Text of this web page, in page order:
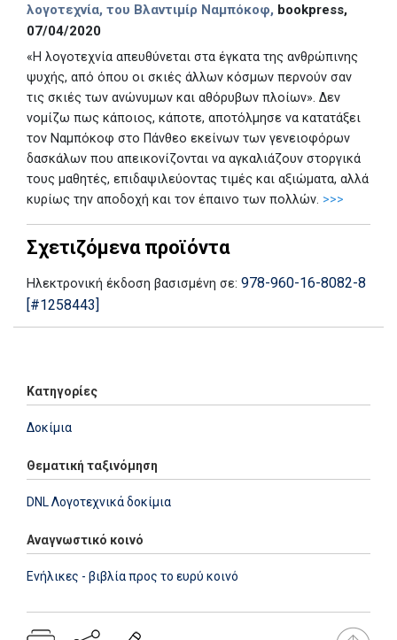
λογοτεχνία, του Βλαντιμίρ Ναμπόκοφ, bookpress,
07/04/2020
«Η λογοτεχνία απευθύνεται στα έγκατα της ανθρώπινης
ψυχής, από όπου οι σκιές άλλων κόσμων περνούν σαν
τις σκιές των ανώνυμων και αθόρυβων πλοίων». Δεν
νομίζω πως κάποιος, κάποτε, αποτόλμησε να κατατάξει
τον Ναμπόκοφ στο Πάνθεο εκείνων των γενειοφόρων
δασκάλων που απεικονίζονται να αγκαλιάζουν στοργικά
τους μαθητές, επιδαψιλεύοντας τιμές και αξιώματα, αλλά
κυρίως την αποδοχή και τον έπαινο των πολλών. >>>
Σχετιζόμενα προϊόντα
Ηλεκτρονική έκδοση βασισμένη σε: 978-960-16-8082-8
[#1258443]
Κατηγορίες
Δοκίμια
Θεματική ταξινόμηση
DNL Λογοτεχνικά δοκίμια
Αναγνωστικό κοινό
Ενήλικες - βιβλία προς το ευρύ κοινό